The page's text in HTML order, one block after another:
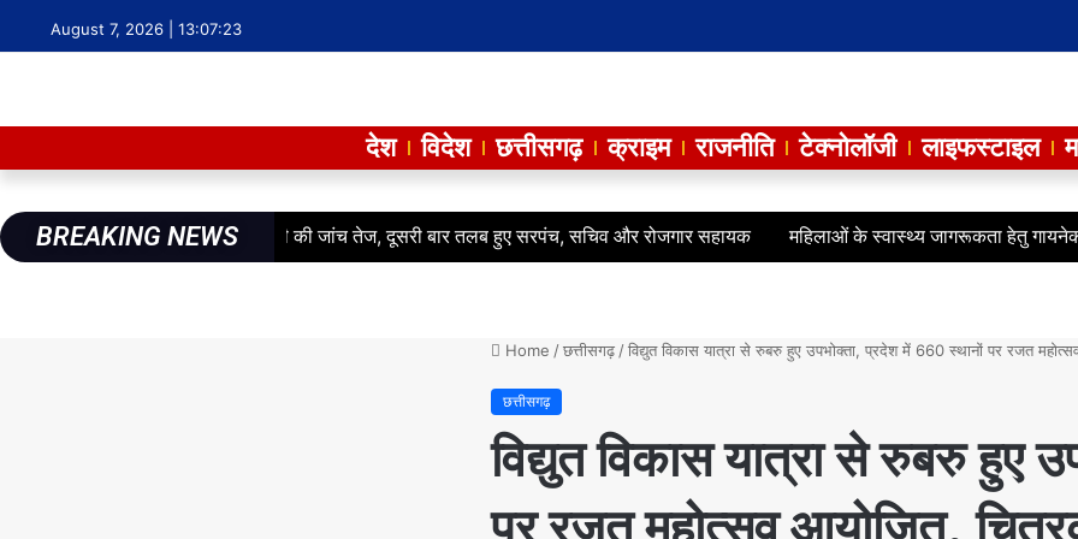
August 7, 2026 | 13:07:24
देश विदेश छत्तीसगढ़ क्राइम राजनीति टेक्नोलॉजी लाइफस्टाइल
BREAKING NEWS
के गबन का आरोप: फर्जी हाजरी की जांच तेज, दूसरी बार तलब हुए सरपंच, सचिव और रोजगार सहायक महिलाओं के स्वास्थ्य जागरूकता हेतु
Home / छत्तीसगढ़ / विद्युत विकास यात्रा से रुबरु हुए उपभोक्ता, प्रदेश में 660 स्थानों पर रजत
छत्तीसगढ़
विद्युत विकास यात्रा से रुबरु हुए
पर रजत महोत्सव आयोजित,